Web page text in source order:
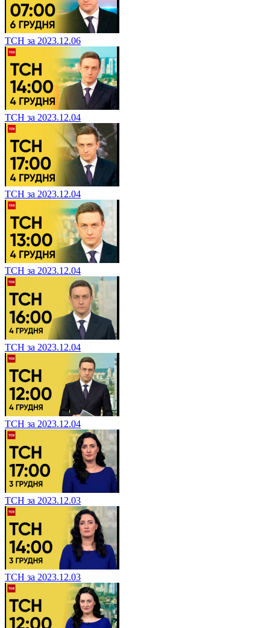
ТСН за 2023.12.06
ТСН за 2023.12.04
ТСН за 2023.12.04
ТСН за 2023.12.04
ТСН за 2023.12.04
ТСН за 2023.12.04
ТСН за 2023.12.03
ТСН за 2023.12.03